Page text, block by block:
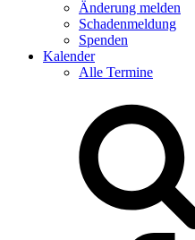
Änderung melden
Schadenmeldung
Spenden
Kalender
Alle Termine